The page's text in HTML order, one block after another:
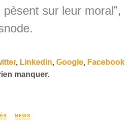
sur leur moral”,
, Linkedin, Google, Facebook
manquer.
NEWS